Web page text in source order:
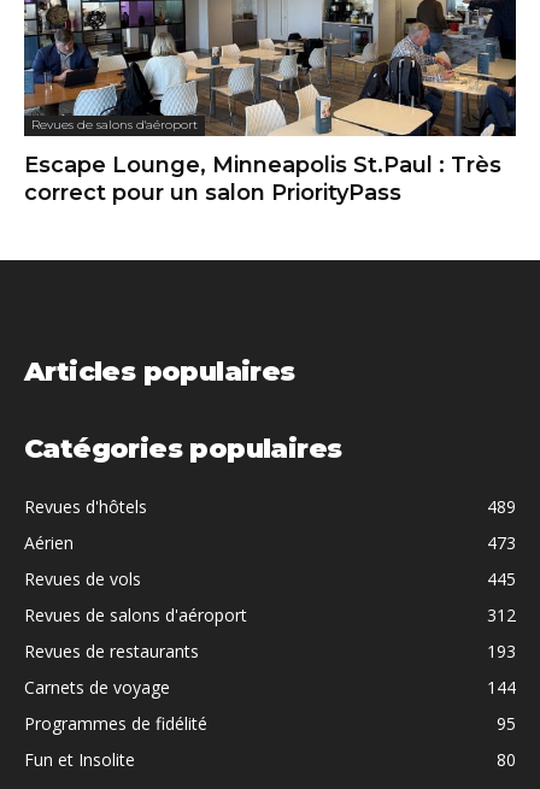
Revues de salons d'aéroport
Escape Lounge, Minneapolis St.Paul : Très
correct pour un salon PriorityPass
Articles populaires
Catégories populaires
Revues d'hôtels
489
Aérien
473
Revues de vols
445
Revues de salons d'aéroport
312
Revues de restaurants
193
Carnets de voyage
144
Programmes de fidélité
95
Fun et Insolite
80